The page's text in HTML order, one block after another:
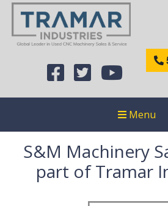
Menu
S&M Machinery
part of Tramar